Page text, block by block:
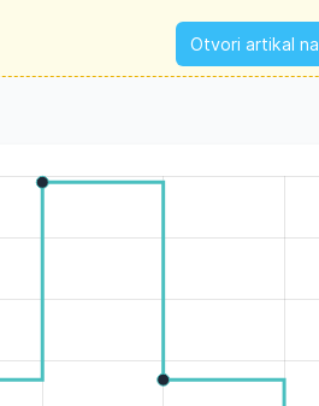
Otvori artikal na